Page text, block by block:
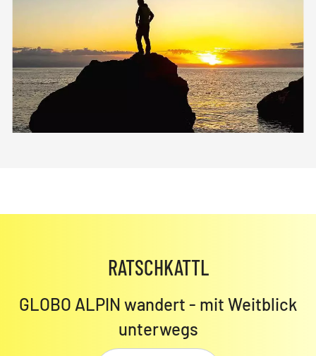
RATSCHKATTL
GLOBO ALPIN wandert - mit Weitblick
unterwegs